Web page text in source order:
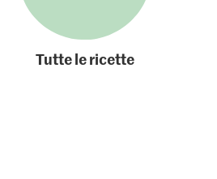
Tutte le ricette